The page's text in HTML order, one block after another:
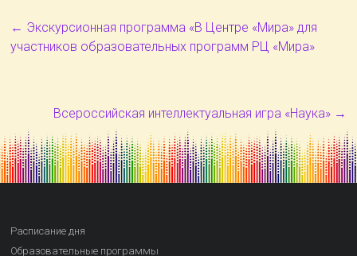
← Экскурсионная программа «В Центре «Мира» для
участников образовательных программ РЦ «Мира»
Всероссийская интеллектуальная игра «Наука» →
Расписание дня
Образовательные программы